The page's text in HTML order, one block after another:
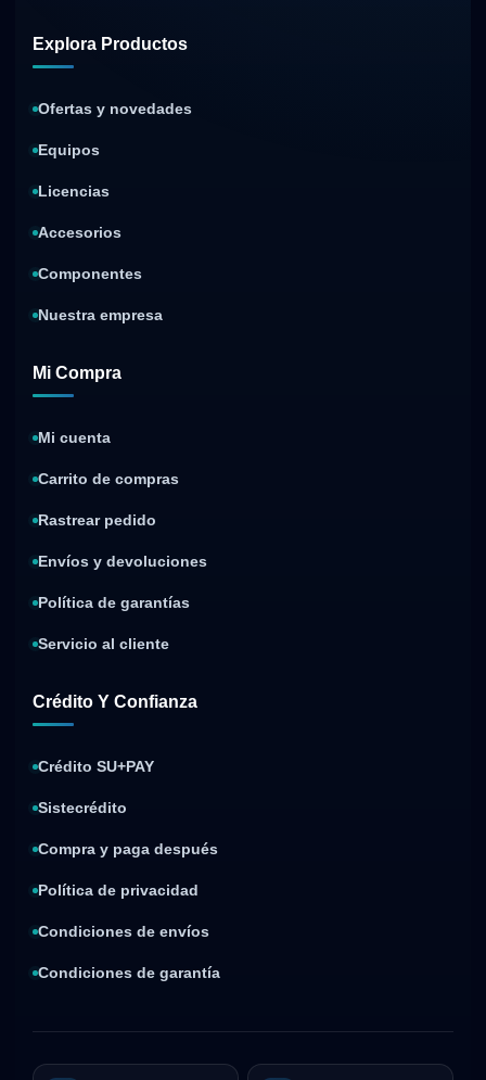
Explora Productos
Ofertas y novedades
Equipos
Licencias
Accesorios
Componentes
Nuestra empresa
Mi Compra
Mi cuenta
Carrito de compras
Rastrear pedido
Envíos y devoluciones
Política de garantías
Servicio al cliente
Crédito Y Confianza
Crédito SU+PAY
Sistecrédito
Compra y paga después
Política de privacidad
Condiciones de envíos
Condiciones de garantía